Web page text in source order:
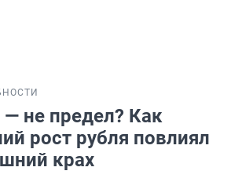
не предел? Как
рост рубля повлиял
крах